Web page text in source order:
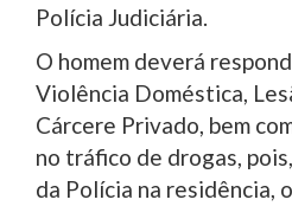
Polícia Judiciária.
O homem deverá
Violência Doméstica,
Cárcere Privado, bem
no tráfico de drogas,
da Polícia na residência,